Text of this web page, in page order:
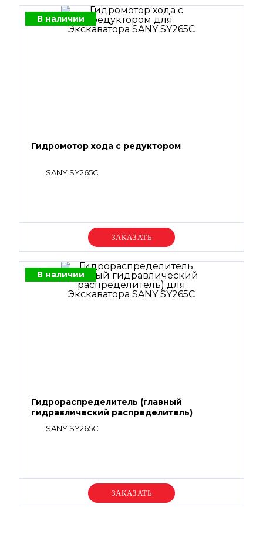
В наличии
Гидромотор хода с редуктором
SANY SY265C
Уточняйте цену
В наличии
Гидрораспределитель (главный
гидравлический распределитель)
SANY SY265C
Уточняйте цену